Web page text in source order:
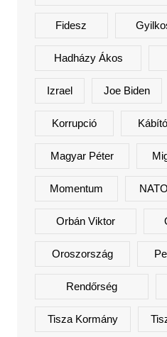
Fidesz
Hadházy Ákos
Izrael Joe Biden
Korrupció
Magyar Péter
Momentum NATO
Orbán Viktor
Oroszország
Rendőrség
Tisza Kormány